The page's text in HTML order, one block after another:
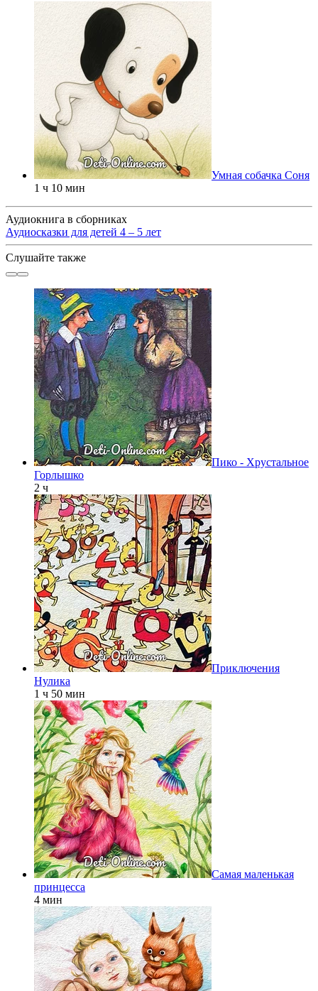
Умная собачка Соня
1 ч 10 мин
Аудиокнига в сборниках
Аудиосказки для детей 4 – 5 лет
Слушайте также
Пико - Хрустальное
Горлышко
2 ч
Приключения
Нулика
1 ч 50 мин
Самая маленькая
принцесса
4 мин